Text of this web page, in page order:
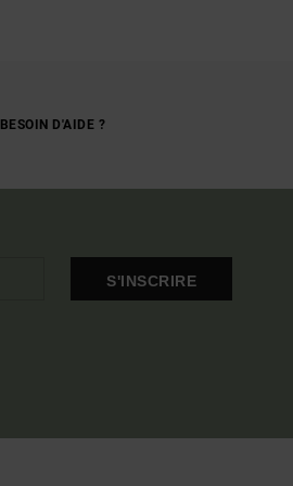
BESOIN D'AIDE ?
S'INSCRIRE